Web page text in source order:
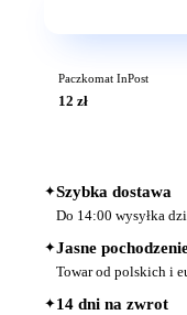
Paczkomat InPost
12 zł
✦Szybka dostawa
Do 14:00 wysyłka
✦Jasne
Towar od polskich i
✦14 dni na zwrot